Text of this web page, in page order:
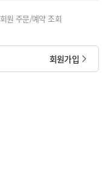
원 주문/예약 조회
회원가입